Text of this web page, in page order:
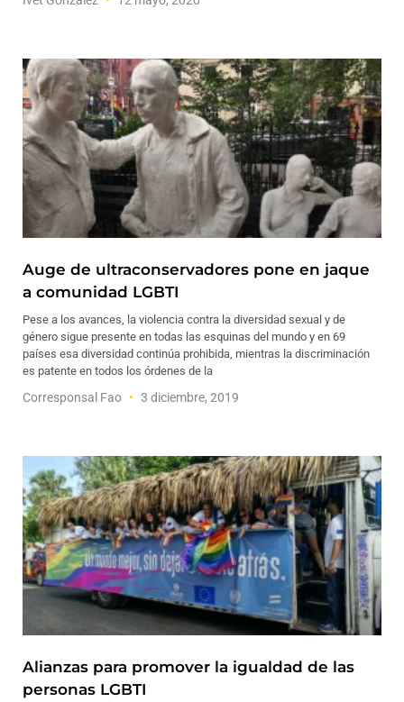
Auge de ultraconservadores pone en jaque
a comunidad LGBTI
Pese a los avances, la violencia contra la diversidad sexual y de
género sigue presente en todas las esquinas del mundo y en 69
países esa diversidad continúa prohibida, mientras la discriminación
es patente en todos los órdenes de la
Corresponsal Fao 3 diciembre, 2019
Alianzas para promover la igualdad de las
personas LGBTI